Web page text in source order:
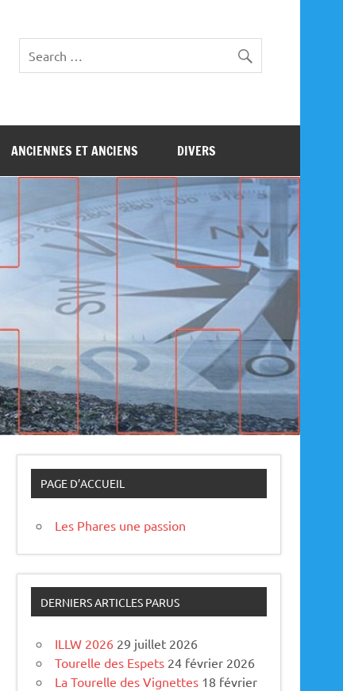
ANCIENNES ET ANCIENS DIVERS
PAGE D’ACCUEIL
Les Phares une passion
DERNIERS ARTICLES PARUS
ILLW 2026 29 juillet 2026
Tourelle des Espets 24 février 2026
La Tourelle des Vignettes 18 février